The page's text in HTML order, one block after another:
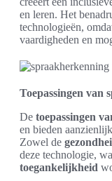
en leren. Het
technologieën,
vaardigheden en
Toepassingen van
De toepassingen
en bieden
Zowel de
deze technologie,
toegankelijkheid